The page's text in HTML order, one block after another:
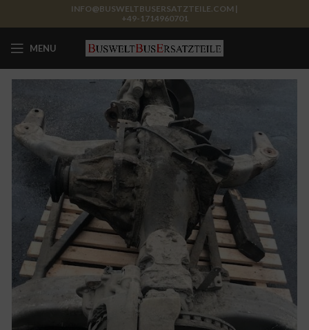
INFO@BUSWELTBUSERSATZTEILE.COM |
+49-1714960701
MENU